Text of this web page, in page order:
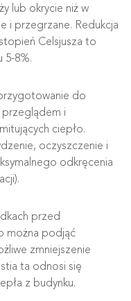
lub okrycie niż w
i przegrzane. Redukcja
Celsjusza to
5-8%.
do
przeglądem i
ciepło.
oczyszczenie i
odkręcenia
przed
można podjąć
zmniejszenie
ta odnosi się
z budynku.